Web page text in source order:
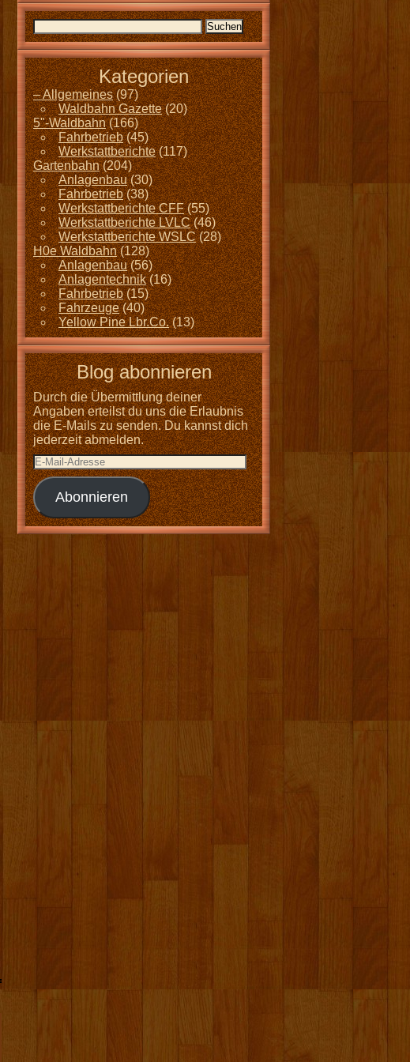
Kategorien
– Allgemeines(97)
Waldbahn Gazette(20)
5"-Waldbahn(166)
Fahrbetrieb(45)
Werkstattberichte(117)
Gartenbahn(204)
Anlagenbau(30)
Fahrbetrieb(38)
Werkstattberichte CFF(55)
Werkstattberichte LVLC(46)
Werkstattberichte WSLC(28)
H0e Waldbahn(128)
Anlagenbau(56)
Anlagentechnik(16)
Fahrbetrieb(15)
Fahrzeuge(40)
Yellow Pine Lbr.Co.(13)
Blog abonnieren
Durch die Übermittlung deiner
Angaben erteilst du uns die Erlaubnis
die E-Mails zu senden. Du kannst dich
jederzeit abmelden.
Abonnieren